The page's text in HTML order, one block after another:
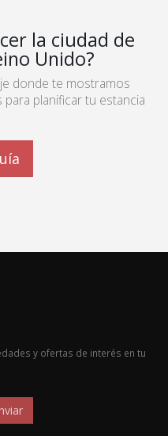
la ciudad de
Unido?
donde te mostramos
planificar tu estancia
y ofertas de interés en tu